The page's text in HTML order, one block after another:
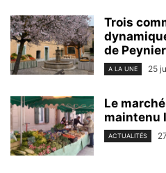
Trois
de Peynier
A LA UNE 25
Le
maintenu
ACTUALITÉS